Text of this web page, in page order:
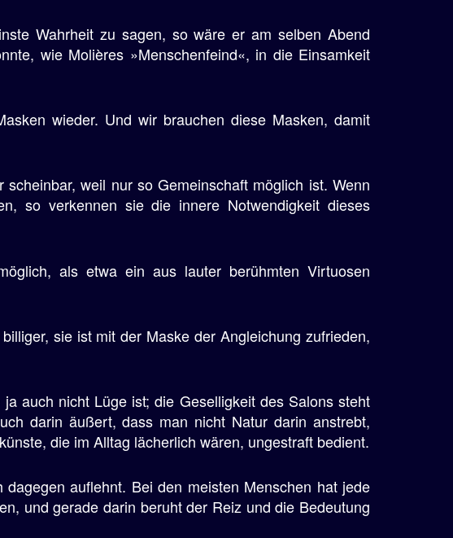
Wahrheit zu sagen, so wäre er am selben Abend
wie Molières »Menschenfeind«, in die Einsamkeit
wieder. Und wir brauchen diese Masken, damit
weil nur so Gemeinschaft möglich ist. Wenn
so verkennen sie die innere Notwendigkeit dieses
als etwa ein aus lauter berühmten Virtuosen
sie ist mit der Maske der Angleichung zufrieden,
auch nicht Lüge ist; die Geselligkeit des Salons steht
darin äußert, dass man nicht Natur darin anstrebt,
die im Alltag lächerlich wären, ungestraft bedient.
auflehnt. Bei den meisten Menschen hat jede
und gerade darin beruht der Reiz und die Bedeutung